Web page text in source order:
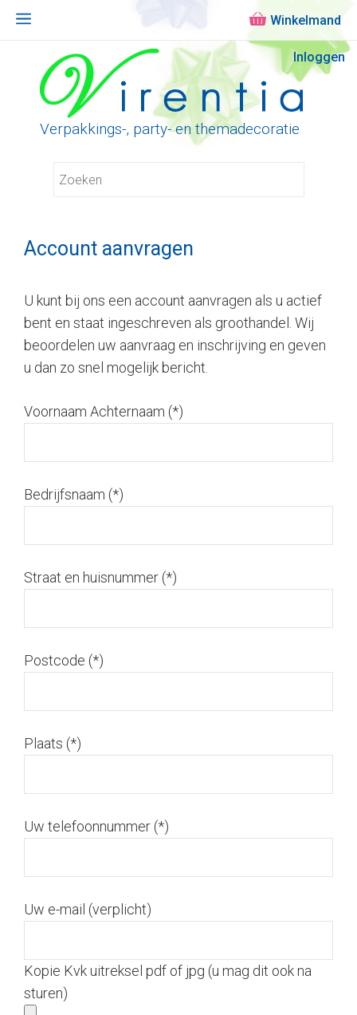
Inloggen
Verpakkings-, party- en themadecoratie
Menu
Account aanvragen
U kunt bij ons een account aanvragen als u actief
bent en staat ingeschreven als groothandel. Wij
beoordelen uw aanvraag en inschrijving en geven
u dan zo snel mogelijk bericht.
Voornaam Achternaam (*)
Bedrijfsnaam (*)
Straat en huisnummer (*)
Postcode (*)
Plaats (*)
Uw telefoonnummer (*)
Uw e-mail (verplicht)
Kopie Kvk uitreksel pdf of jpg (u mag dit ook na
sturen)